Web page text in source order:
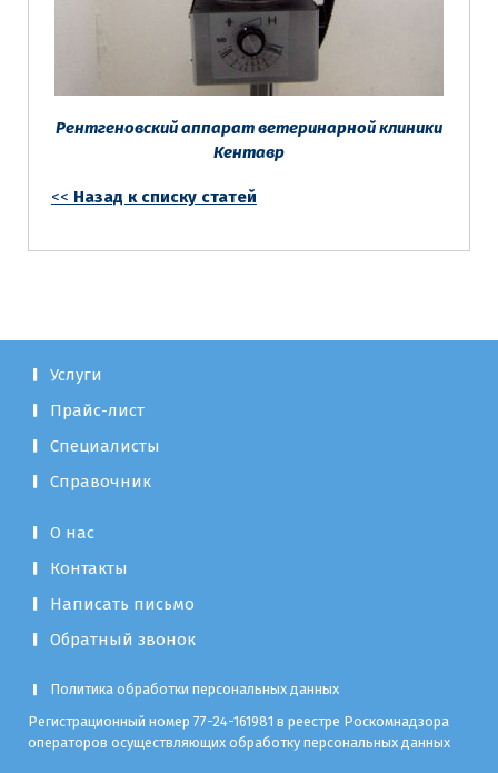
Рентгеновский аппарат ветеринарной клиники
Кентавр
<< Назад к списку статей
Услуги
Прайс-лист
Специалисты
Справочник
О нас
Контакты
Написать письмо
Обратный звонок
Политика обработки персональных данных
Регистрационный номер 77-24-161981 в реестре Роскомнадзора
операторов осуществляющих обработку персональных данных